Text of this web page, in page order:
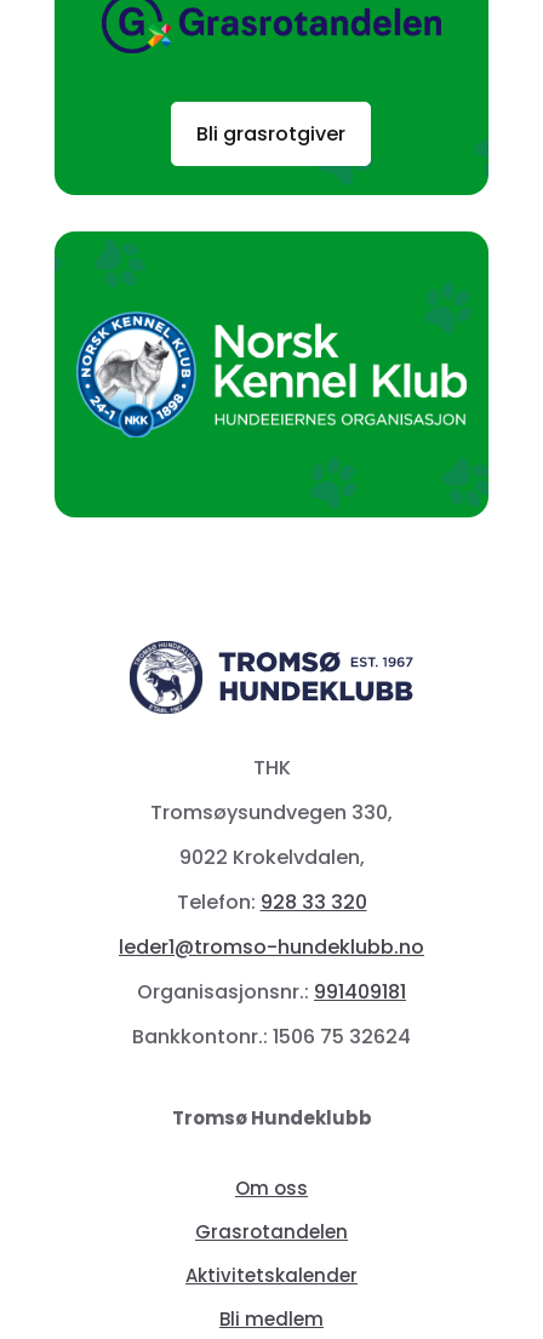
Bli grasrotgiver
THK
Tromsøysundvegen 330,
9022 Krokelvdalen,
Telefon: 928 33 320
leder1@tromso-hundeklubb.no
Organisasjonsnr.: 991409181
Bankkontonr.: 1506 75 32624
Tromsø Hundeklubb
Om oss
Grasrotandelen
Aktivitetskalender
Bli medlem